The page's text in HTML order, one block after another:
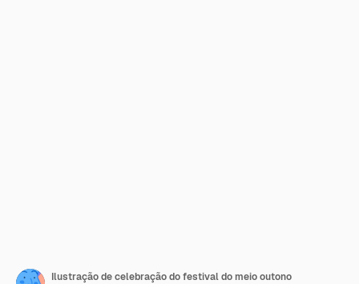
Ilustração de celebração do festival do meio outono